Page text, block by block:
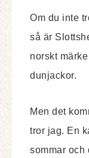
Om du inte
så är
norskt
dunjackor.
Men det
tror jag. En
sommar och